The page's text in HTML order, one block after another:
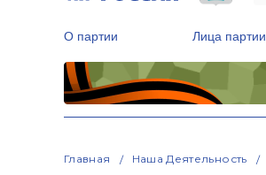
О партии Лица партии
Главная Наша Деятельность